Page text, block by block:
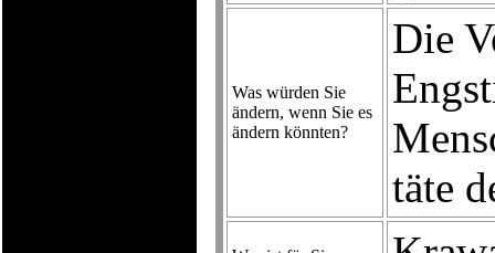
Was würden Sie
ändern, wenn Sie es
ändern könnten?
Die
täte